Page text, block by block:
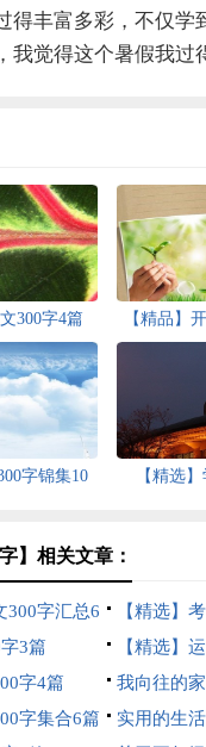
得丰富多彩，不仅学
我觉得这个暑假我过
300字4篇 【精品】
字锦集10
【精选
】相关文章：
300字汇总6
【精选】
总十篇
3篇
【精选】
集6篇
字4篇
我向往的
字集合6篇
实用的生